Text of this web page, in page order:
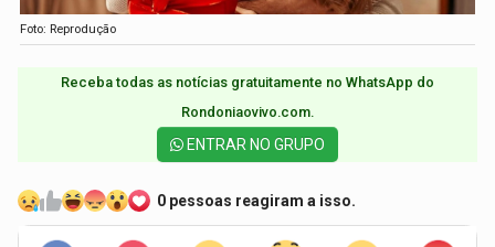
Foto: Reprodução
Receba todas as notícias gratuitamente no WhatsApp do
Rondoniaovivo.com.​
ENTRAR NO GRUPO
0 pessoas reagiram a isso.